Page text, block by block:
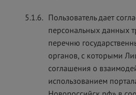
5.1.6. Пользователь дает
персональных данных
перечню
органов, с которыми
соглашения о
использованием